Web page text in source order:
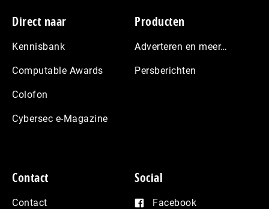
Footer
Direct naar
Kennisbank
Computable Awards
Colofon
Cybersec e-Magazine
Producten
Adverteren en meer…
Persberichten
Contact
Contact
Social
Facebook